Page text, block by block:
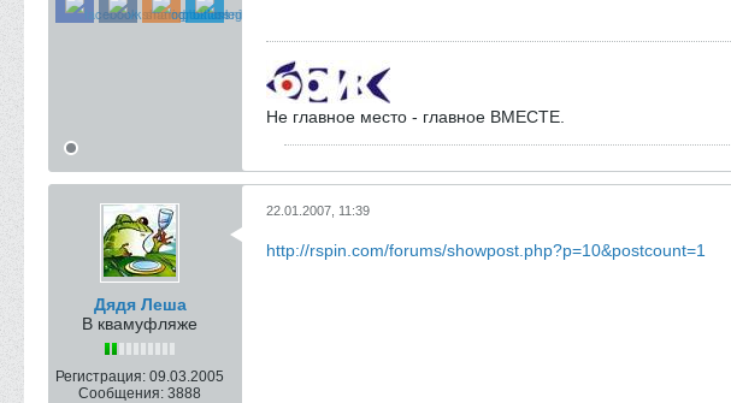
Не главное место - главное ВМЕСТЕ.
Дядя Леша
В квамуфляже
Регистрация: 09.03.2005
Сообщения: 3888
22.01.2007, 11:39
http://rspin.com/forums/showpost.php?p=10&postcount=1